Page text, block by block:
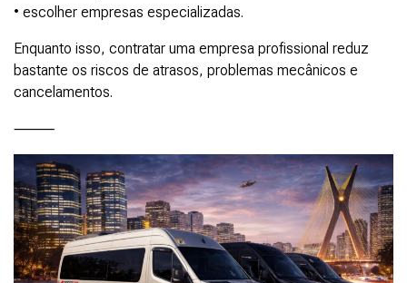
• escolher empresas especializadas.
Enquanto isso, contratar uma empresa profissional reduz
bastante os riscos de atrasos, problemas mecânicos e
cancelamentos.
⸻